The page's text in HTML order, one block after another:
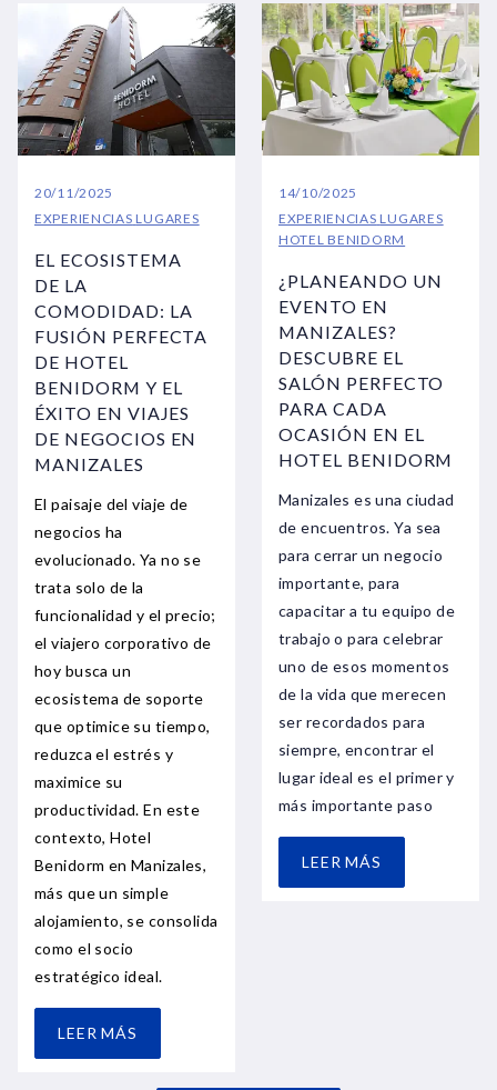
20/11/2025
EXPERIENCIAS LUGARES
EL ECOSISTEMA
DE LA
COMODIDAD: LA
FUSIÓN PERFECTA
DE HOTEL
BENIDORM Y EL
ÉXITO EN VIAJES
DE NEGOCIOS EN
MANIZALES
El paisaje del viaje de
negocios ha
evolucionado. Ya no se
trata solo de la
funcionalidad y el precio;
el viajero corporativo de
hoy busca un
ecosistema de soporte
que optimice su tiempo,
reduzca el estrés y
maximice su
productividad. En este
contexto, Hotel
Benidorm en Manizales,
más que un simple
alojamiento, se consolida
como el socio
estratégico ideal.
LEER MÁS
14/10/2025
EXPERIENCIAS LUGARES
HOTEL BENIDORM
¿PLANEANDO UN
EVENTO EN
MANIZALES?
DESCUBRE EL
SALÓN PERFECTO
PARA CADA
OCASIÓN EN EL
HOTEL BENIDORM
Manizales es una ciudad
de encuentros. Ya sea
para cerrar un negocio
importante, para
capacitar a tu equipo de
trabajo o para celebrar
uno de esos momentos
de la vida que merecen
ser recordados para
siempre, encontrar el
lugar ideal es el primer y
más importante paso
LEER MÁS